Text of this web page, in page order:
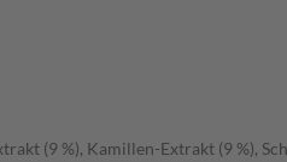
(9 %), Kamillen-Extrakt (9 %),